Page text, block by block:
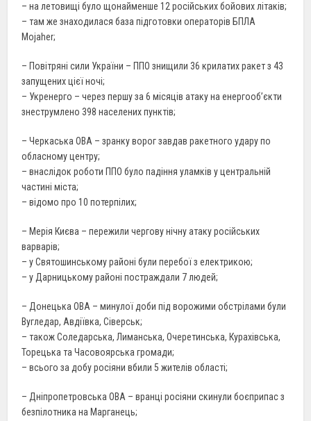
– на летовищі було щонайменше 12 російських бойових літаків;
– там же знаходилася база підготовки операторів БПЛА
Mojaher;
– Повітряні сили України – ППО знищили 36 крилатих ракет з 43
запущених цієї ночі;
– Укренерго – через першу за 6 місяців атаку на енергооб’єкти
знеструмлено 398 населених пунктів;
– Черкаська ОВА – зранку ворог завдав ракетного удару по
обласному центру;
– внаслідок роботи ППО було падіння уламків у центральній
частині міста;
– відомо про 10 потерпілих;
– Мерія Києва – пережили чергову нічну атаку російських
варварів;
– у Святошинському районі були перебої з електрикою;
– у Дарницькому районі постраждали 7 людей;
– Донецька ОВА – минулої доби під ворожими обстрілами були
Вугледар, Авдіївка, Сіверськ;
– також Соледарська, Лиманська, Очеретинська, Курахівська,
Торецька та Часовоярська громади;
– всього за добу росіяни вбили 5 жителів області;
– Дніпропетровська ОВА – вранці росіяни скинули боєприпас з
безпілотника на Марганець;